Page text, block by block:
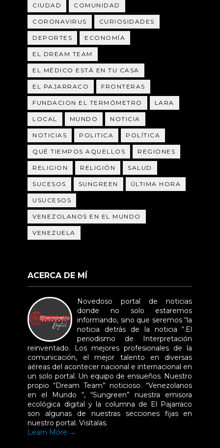
CIUDAD COMUNIDAD
CORONAVIRUS CURIOSIDADES
DEPORTES ECONOMÍA
EL DREAM TEAM
EL MÉDICO ESTÁ EN TU CASA
EL PAJARRACO FRONTERAS
FUNDACION EL TERMÓMETRO LARA
LOCAL MUNDO NOTICIA
NOTICIAS POLITICA POLÍTICA
QUÉ TIEMPOS AQUELLOS REGIONES
RELIGION RELIGIÓN SALUD
SUCESOS SUNGREEN ÚLTIMA HORA
USUCESOS
VENEZOLANOS EN EL MUNDO
VENEZUELA
ACERCA DE MÍ
Novedoso portal de noticias
donde no solo estaremos
informando, sino que seremos “la
noticia detrás de la noticia “.El
periodismo de Interpretación
reinventado. Los mejores profesionales de la
comunicación, el mejor talento en diversas
aéreas del acontecer nacional e internacional en
un solo portal. Un equipo de ensueños. Nuestro
propio “Dream Team” noticioso. “Venezolanos
en el Mundo “, “Sungreen” nuestra emisora
ecológica digital y la columna de El Pajarraco
son algunas de nuestras secciones fijas en
nuestro portal. Visítalas.
Learn More →